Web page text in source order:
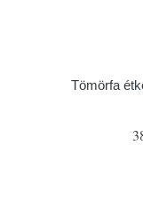
Tömörfa